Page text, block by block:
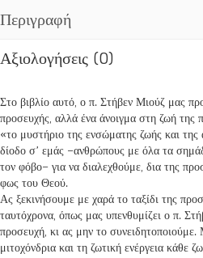
Περιγραφή
Αξιολογήσεις (0)
Στο βιβλίο αυτό, ο π. Στήβεν Μιούζ μας
προσευχής, αλλά ένα άνοιγμα στη ζωή της
«το μυστήριο της ενσώματης ζωής και της
δίοδο σ’ εμάς –ανθρώπους με όλα τα
τον φόβο– για να διαλεχθούμε, δια της
φως του Θεού.
Ας ξεκινήσουμε με χαρά το ταξίδι της
ταυτόχρονα, όπως μας υπενθυμίζει ο π.
προσευχή, κι ας μην το
μιτοχόνδρια και τη ζωτική ενέργεια κάθε